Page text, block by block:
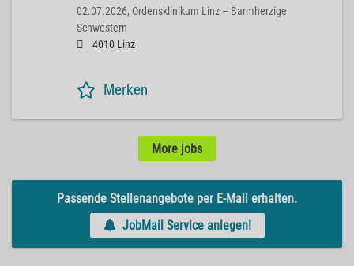
02.07.2026, Ordensklinikum Linz – Barmherzige
Schwestern
4010 Linz
Merken
More jobs
Passende Stellenangebote per E-Mail erhalten.
JobMail Service anlegen!